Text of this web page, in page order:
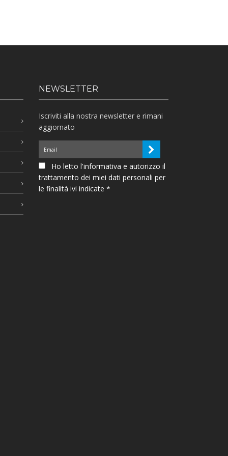
NEWSLETTER
Iscriviti alla nostra newsletter e rimani
aggiornato
Ho letto l'informativa e autorizzo il
trattamento dei miei dati personali per
le finalità ivi indicate *